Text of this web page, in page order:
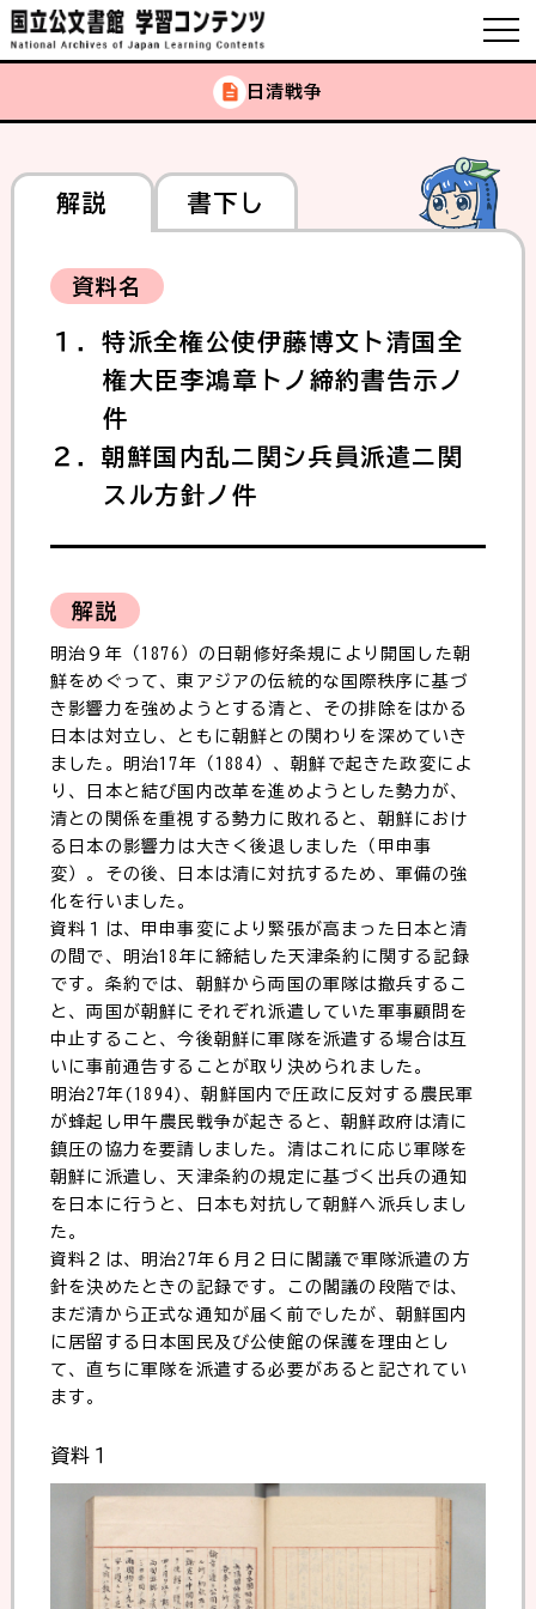
日清戦争
解説 書下し
資料名
１．特派全権公使伊藤博文ト清国全
権大臣李鴻章トノ締約書告示ノ
件
２．朝鮮国内乱ニ関シ兵員派遣ニ関
スル方針ノ件
解説
明治９年（1876）の日朝修好条規により開国した朝
鮮をめぐって、東アジアの伝統的な国際秩序に基づ
き影響力を強めようとする清と、その排除をはかる
日本は対立し、ともに朝鮮との関わりを深めていき
ました。明治17年（1884）、朝鮮で起きた政変によ
り、日本と結び国内改革を進めようとした勢力が、
清との関係を重視する勢力に敗れると、朝鮮におけ
る日本の影響力は大きく後退しました（甲申事
変）。その後、日本は清に対抗するため、軍備の強
化を行いました。
資料１は、甲申事変により緊張が高まった日本と清
の間で、明治18年に締結した天津条約に関する記録
です。条約では、朝鮮から両国の軍隊は撤兵するこ
と、両国が朝鮮にそれぞれ派遣していた軍事顧問を
中止すること、今後朝鮮に軍隊を派遣する場合は互
いに事前通告することが取り決められました。
明治27年(1894)、朝鮮国内で圧政に反対する農民軍
が蜂起し甲午農民戦争が起きると、朝鮮政府は清に
鎮圧の協力を要請しました。清はこれに応じ軍隊を
朝鮮に派遣し、天津条約の規定に基づく出兵の通知
を日本に行うと、日本も対抗して朝鮮へ派兵しまし
た。
資料２は、明治27年６月２日に閣議で軍隊派遣の方
針を決めたときの記録です。この閣議の段階では、
まだ清から正式な通知が届く前でしたが、朝鮮国内
に居留する日本国民及び公使館の保護を理由とし
て、直ちに軍隊を派遣する必要があると記されてい
ます。
資料１